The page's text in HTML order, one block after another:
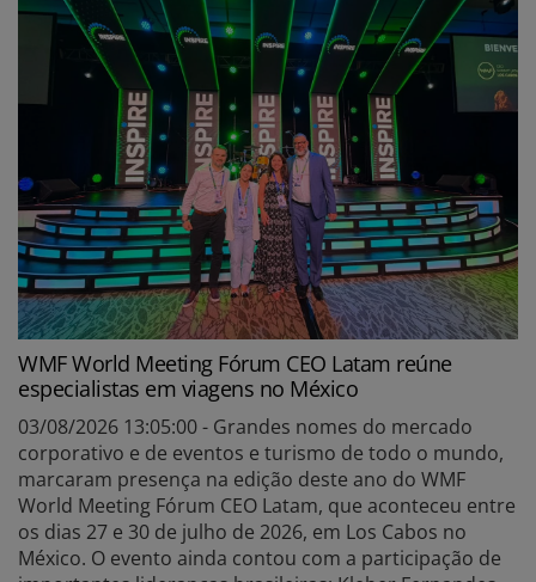
WMF World Meeting Fórum CEO Latam reúne
especialistas em viagens no México
03/08/2026 13:05:00 - Grandes nomes do mercado
corporativo e de eventos e turismo de todo o mundo,
marcaram presença na edição deste ano do WMF
World Meeting Fórum CEO Latam, que aconteceu entre
os dias 27 e 30 de julho de 2026, em Los Cabos no
México. O evento ainda contou com a participação de